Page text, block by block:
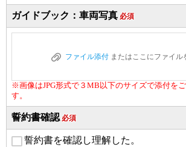
ガイドブック：車両写真 必須
ファイル添付 またはここにファイル
※画像はJPG形式で３MB以下のサイズで添付を
す。
誓約書確認 必須
誓約書を確認し理解した。